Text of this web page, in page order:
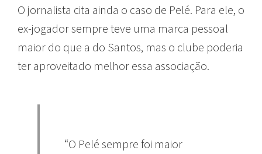
O jornalista cita ainda o caso de Pelé. Para ele, o
ex-jogador sempre teve uma marca pessoal
maior do que a do Santos, mas o clube poderia
ter aproveitado melhor essa associação.
“O Pelé sempre foi maior